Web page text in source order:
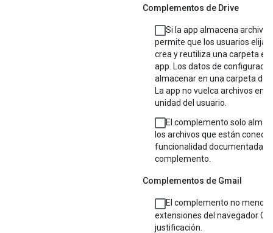
Complementos de Drive
Si la app almacena
permite que los usuarios
crea y reutiliza una carpeta
app. Los datos de
almacenar en una carpeta de
La app no vuelca archivos en
unidad del usuario.
El complemento solo
los archivos que están
funcionalidad documentada
complemento.
Complementos de Gmail
El complemento no
extensiones del navegador
justificación.